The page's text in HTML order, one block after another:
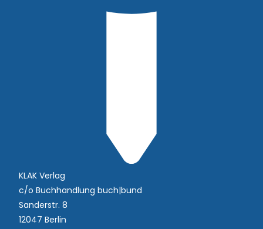
KLAK Verlag
c/o Buchhandlung buch|bund
Sanderstr. 8
12047 Berlin